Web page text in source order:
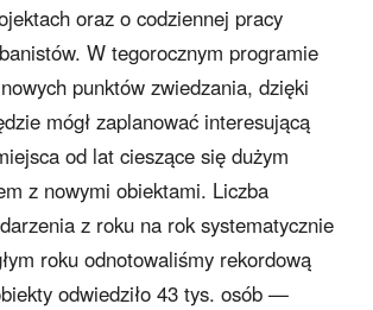
oraz o codziennej pracy
W tegorocznym programie
punktów zwiedzania, dzięki
mógł zaplanować interesującą
od lat cieszące się dużym
z nowymi obiektami. Liczba
z roku na rok systematycznie
roku odnotowaliśmy rekordową
odwiedziło 43 tys. osób —